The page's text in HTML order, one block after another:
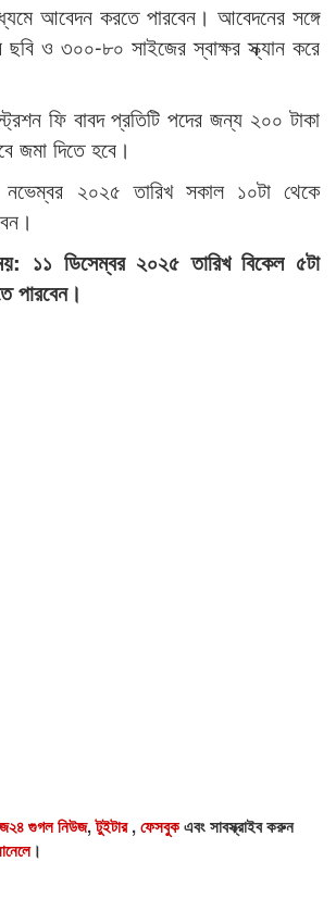
আবেদন করতে পারবেন। আবেদনের সঙ্গে
ও ৩০০-৮০ সাইজের স্বাক্ষর স্ক্যান করে
ফি বাবদ প্রতিটি পদের জন্য ২০০ টাকা
জমা দিতে হবে।
২০২৫ তারিখ সকাল ১০টা থেকে
১১ ডিসেম্বর ২০২৫ তারিখ বিকেল ৫টা
পারবেন।
গুগল নিউজ,টুইটার,ফেসবুকএবং সাবস্ক্রাইব করুন
।